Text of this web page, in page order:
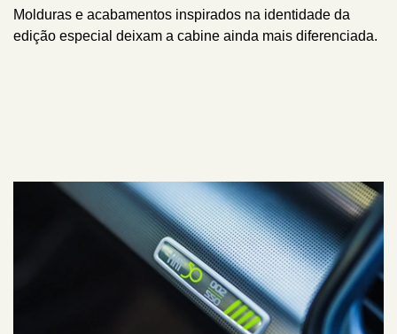
Molduras e acabamentos inspirados na identidade da
edição especial deixam a cabine ainda mais diferenciada.